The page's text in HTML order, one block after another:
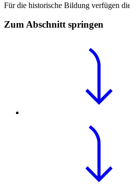
Für die historische Bildung verfügen
Zum Abschnitt springen